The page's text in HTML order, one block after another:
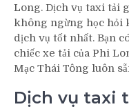
Long. Dịch vụ taxi tải
không ngừng học hỏi
dịch vụ tốt nhất. Bạn
chiếc xe tải của Phi
Mạc Thái Tông luôn
Dịch vụ taxi